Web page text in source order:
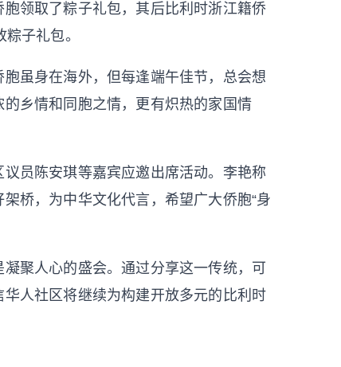
领取了粽子礼包，其后比利时浙江籍侨
子礼包。
虽身在海外，但每逢端午佳节，总会想
乡情和同胞之情，更有炽热的家国情
员陈安琪等嘉宾应邀出席活动。李艳称
桥，为中华文化代言，希望广大侨胞“身
人心的盛会。通过分享这一传统，可
人社区将继续为构建开放多元的比利时